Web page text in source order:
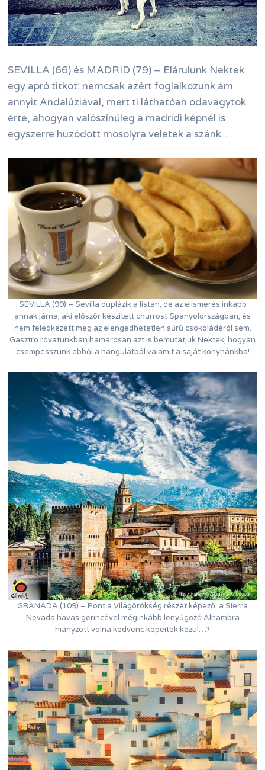
SEVILLA (66) és MADRID (79) – Elárulunk Nektek
egy apró titkot: nemcsak azért foglalkozunk ám
annyit Andalúziával, mert ti láthatóan odavagytok
érte, ahogyan valószínűleg a madridi képnél is
egyszerre húzódott mosolyra veletek a szánk…
SEVILLA (90) – Sevilla duplázik a listán, de az elismerés inkább
annak járna, aki először készített churrost Spanyolországban, és
nem feledkezett meg az elengedhetetlen sűrű csokoládéról sem.
Gasztro rovatunkban hamarosan azt is bemutatjuk Nektek, hogyan
csempésszünk ebből a hangulatból valamit a saját konyhánkba!
GRANADA (109) – Pont a Világörökség részét képező, a Sierra
Nevada havas gerincével méginkább lenyűgöző Alhambra
hiányzott volna kedvenc képeitek közül…?